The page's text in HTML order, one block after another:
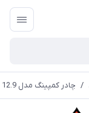
/ چادر کمپینگ مدل Cape 12.9 نیچرهایک | CNK2350WS016